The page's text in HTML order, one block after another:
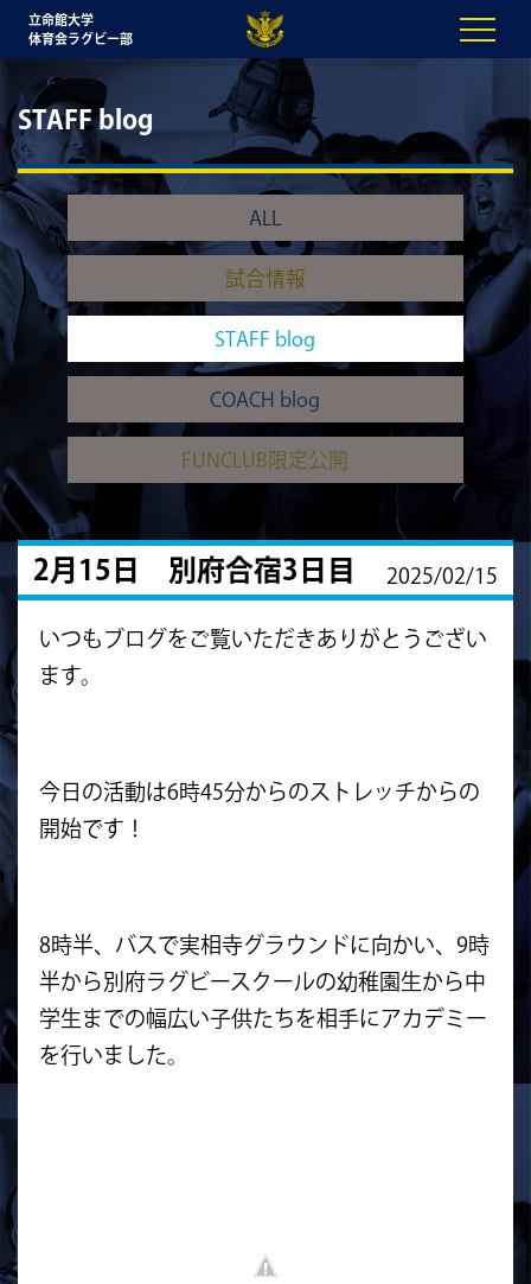
立命館大学
体育会ラグビー部
STAFF blog
ALL
試合情報
STAFF blog
COACH blog
FUNCLUB限定公開
2月15日 別府合宿3日目 2025/02/15
いつもブログをご覧いただきありがとうござい
ます。
今日の活動は6時45分からのストレッチからの
開始です！
8時半、バスで実相寺グラウンドに向かい、9時
半から別府ラグビースクールの幼稚園生から中
学生までの幅広い子供たちを相手にアカデミー
を行いました。